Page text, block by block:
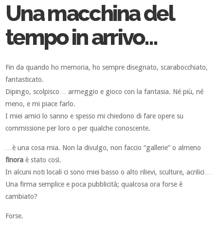
Una macchina del
tempo in arrivo…
Fin da quando ho memoria, ho sempre disegnato, scarabocchiato,
fantasticato.
Dipingo, scolpisco… armeggio e gioco con la fantasia. Né più, né
meno, e mi piace farlo.
I miei amici lo sanno e spesso mi chiedono di fare opere su
commissione per loro o per qualche conoscente.
…è una cosa mia. Non la divulgo, non faccio “gallerie” o almeno
finora è stato così.
In alcuni noti locali ci sono miei basso o alto rilievi, sculture, acrilici…
Una firma semplice e poca pubblicità; qualcosa ora forse è
cambiato?
Forse.